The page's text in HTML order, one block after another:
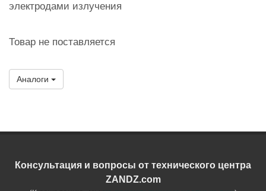
электродами излучения
Товар не поставляется
Аналоги
Консультация и вопросы от технического центра
ZANDZ.com